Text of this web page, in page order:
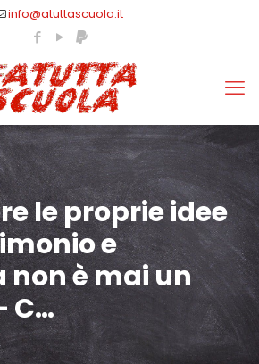
info@atuttascuola.it
le proprie idee
e
è mai un
C…